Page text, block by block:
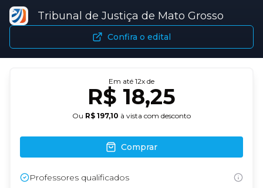
Tribunal de Justiça de Mato Grosso
Confira o edital
Em até 12x de
R$ 18,25
Ou R$ 197,10 à vista com desconto
Comprar
Professores qualificados